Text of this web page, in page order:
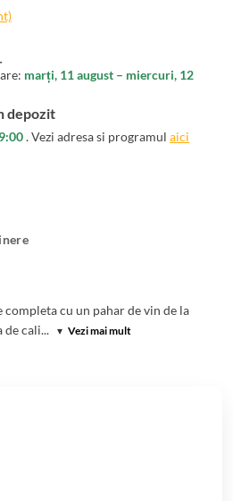
marți, 11 august – miercuri, 12
depozit
. Vezi adresa si programul aici
cu un pahar de vin de la
de cali... ▾ Vezi mai mult